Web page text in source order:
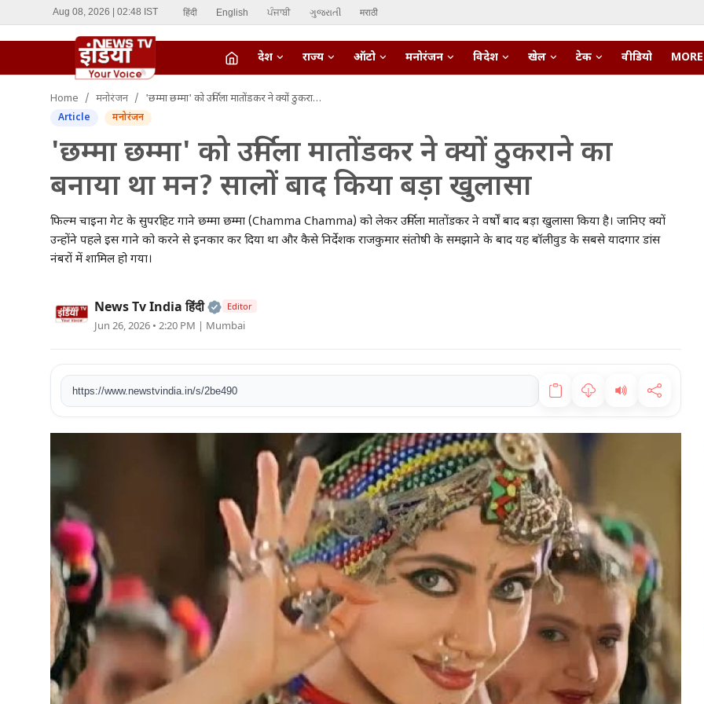
Aug 08, 2026 | 02:48 IST हिंदी English ਪੰਜਾਬੀ ગુજરાતી मराठी
देश राज्य ऑटो मनोरंजन विदेश खेल टेक वीडियो MORE
LIVE TV
लाइफस्टाइल
Home मनोरंजन 'छम्मा छम्मा' को उर्मिला मातोंडकर ने क्यों ठुकराने का बनाया था मन? सालों बाद किया बड़ा खुलासा
Article मनोरंजन
'छम्मा छम्मा' को उर्मिला मातोंडकर ने क्यों ठुकराने का
बनाया था मन? सालों बाद किया बड़ा खुलासा
फिल्म चाइना गेट के सुपरहिट गाने छम्मा छम्मा (Chamma Chamma) को लेकर उर्मिला मातोंडकर ने वर्षों बाद बड़ा खुलासा किया है। जानिए क्यों
उन्होंने पहले इस गाने को करने से इनकार कर दिया था और कैसे निर्देशक राजकुमार संतोषी के समझाने के बाद यह बॉलीवुड के सबसे यादगार डांस
नंबरों में शामिल हो गया।
News Tv India हिंदी Official | Verified Expert • 27 Mar, 2026
Editor
Jun 26, 2026 • 2:20 PM | Mumbai
https://www.newstvindia.in/s/2be490